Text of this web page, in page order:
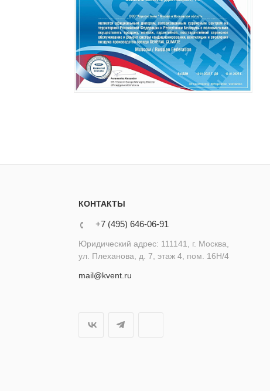
КОНТАКТЫ
+7 (495) 646-06-91
Юридический адрес: 111141, г. Москва,
ул. Плеханова, д. 7, этаж 4, пом. 16Н/4
mail@kvent.ru